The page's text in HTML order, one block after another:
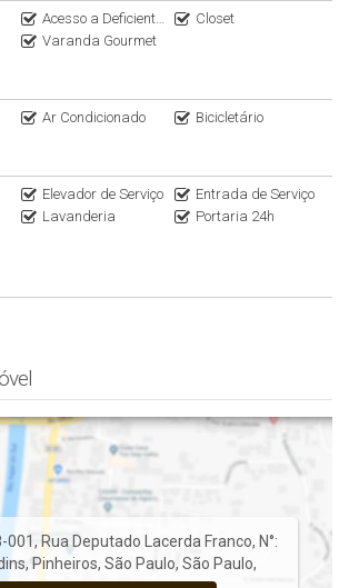
Acesso a Deficientes
Closet
Varanda Gourmet
Ar Condicionado Bicicletário
Elevador de Serviço
Entrada de Serviço
Lavanderia
Portaria 24h
001 , Rua Deputado Lacerda Franco, N°:
,Pinheiros, São Paulo, São Paulo,